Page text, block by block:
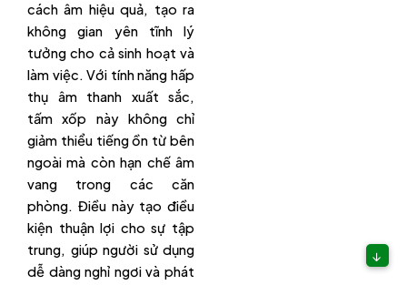
cách âm hiệu quả, tạo ra
không gian yên tĩnh lý
tưởng cho cả sinh hoạt và
làm việc. Với tính năng hấp
thụ âm thanh xuất sắc,
tấm xốp này không chỉ
giảm thiểu tiếng ồn từ bên
ngoài mà còn hạn chế âm
vang trong các căn
phòng. Điều này tạo điều
kiện thuận lợi cho sự tập
trung, giúp người sử dụng
dễ dàng nghỉ ngơi và phát
↓